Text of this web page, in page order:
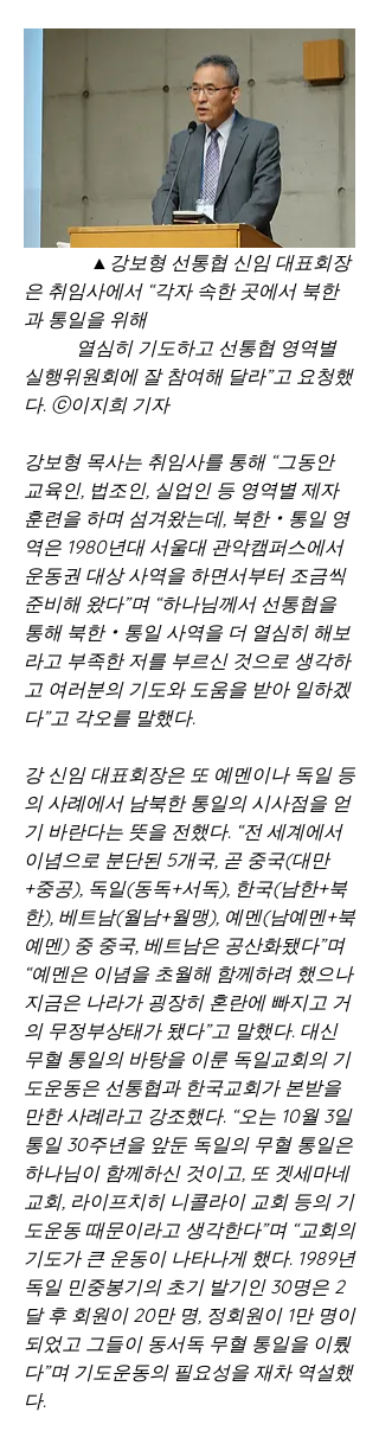
은 취임사에서 “각자 속한 곳에서 북한
과 통일을 위해
실행위원회에 잘 참여해 달라”고 요청했
다. ⓒ이지희 기자
강보형 목사는 취임사를 통해 “그동안
교육인, 법조인, 실업인 등 영역별 제자
훈련을 하며 섬겨왔는데, 북한‧통일 영
역은 1980년대 서울대 관악캠퍼스에서
운동권 대상 사역을 하면서부터 조금씩
준비해 왔다”며 “하나님께서 선통협을
통해 북한‧통일 사역을 더 열심히 해보
라고 부족한 저를 부르신 것으로 생각하
고 여러분의 기도와 도움을 받아 일하겠
다”고 각오를 말했다.
강 신임 대표회장은 또 예멘이나 독일 등
의 사례에서 남북한 통일의 시사점을 얻
기 바란다는 뜻을 전했다. “전 세계에서
이념으로 분단된 5개국, 곧 중국(대만
+중공), 독일(동독+서독), 한국(남한+북
한), 베트남(월남+월맹), 예멘(남예멘+북
예멘) 중 중국, 베트남은 공산화됐다”며
“예멘은 이념을 초월해 함께하려 했으나
지금은 나라가 굉장히 혼란에 빠지고 거
의 무정부상태가 됐다”고 말했다. 대신
무혈 통일의 바탕을 이룬 독일교회의 기
도운동은 선통협과 한국교회가 본받을
만한 사례라고 강조했다. “오는 10월 3일
통일 30주년을 앞둔 독일의 무혈 통일은
하나님이 함께하신 것이고, 또 겟세마네
교회, 라이프치히 니콜라이 교회 등의 기
도운동 때문이라고 생각한다”며 “교회의
기도가 큰 운동이 나타나게 했다. 1989년
독일 민중봉기의 초기 발기인 30명은 2
달 후 회원이 20만 명, 정회원이 1만 명이
되었고 그들이 동서독 무혈 통일을 이뤘
다”며 기도운동의 필요성을 재차 역설했
다.